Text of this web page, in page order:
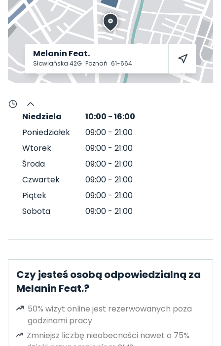
Melanin Feat.
Słowiańska 42G Poznań 61-664
Niedziela 10:00 -16:00
Poniedziałek
09:00 - 21:00
Wtorek
09:00 - 21:00
Środa
09:00 - 21:00
Czwartek
09:00 - 21:00
Piątek
09:00 - 21:00
Sobota
09:00 - 21:00
Czy jesteś osobą odpowiedzialną za
Melanin Feat.?
50% wizyt online jest rezerwowanych poza
godzinami pracy
Zmniejsz liczbę nieobecności nawet o 75%